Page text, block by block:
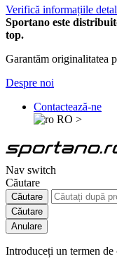
Verifică informațiile
Sportano este
top.
Garantăm originalitatea
Despre noi
Contactează-ne
RO >
Nav switch
Căutare
Căutare
Căutare
Anulare
Introduceți un termen de